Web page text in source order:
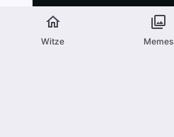
Witze Memes